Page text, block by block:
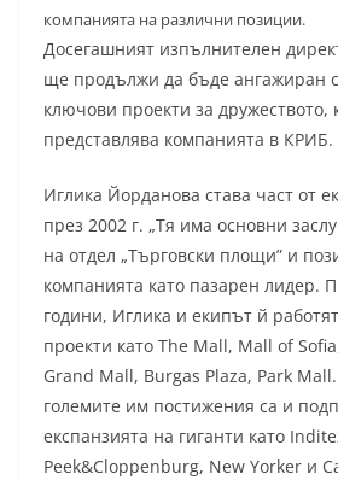
компанията на различни позиции.
Досегашният изпълнителен
ще продължи да бъде ангажиран
ключови проекти за дружеството,
представлява компанията в КРИБ.
Иглика Йорданова става част от
през 2002 г. „Тя има основни
на отдел „Търговски площи” и
компанията като пазарен лидер.
години, Иглика и екипът й
проекти като The Mall, Mall of
Grand Mall, Burgas Plaza, Park
големите им постижения са и
експанзията на гиганти като
Peek&Cloppenburg, New Yorker и